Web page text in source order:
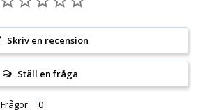
Skriv en recension
Ställ en fråga
Frågor